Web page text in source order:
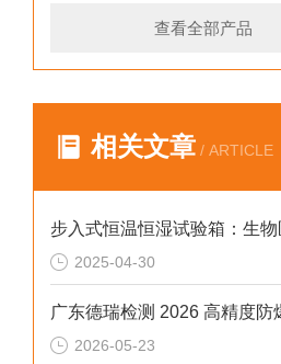
查看全部产品
相关文章 / ARTICLE
2025-04-30
2026-05-23